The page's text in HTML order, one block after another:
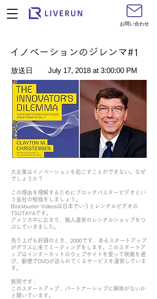
お問い合わせ
イノベーションのジレンマ#1
​放送日 July 17, 2018 at 3:00:00 PM
大企業はイノベーションを起こすことができない。なぜ
でしょうか？
この理由を理解するためにブロックバスタービデオとい
う会社の勉強をしましょう。
Blockbuster Videosは日本でいうとレンタルビデオの
TSUTAYAです。
アメリカ中に広まり、個人運営のレンタルショップをつ
ぶしていきました。
売り上げも好調のとき、2000です、あるスタートアップ
がダラスに来てミーティングをします。このスタートア
ップはインターネットのウェブサイトを使って映画を選
び、郵便でDVDが送られてくるサービスを運営していま
す。
質問です：
このスタートアップ、パートナーシップに興味がないか
と聞いています。